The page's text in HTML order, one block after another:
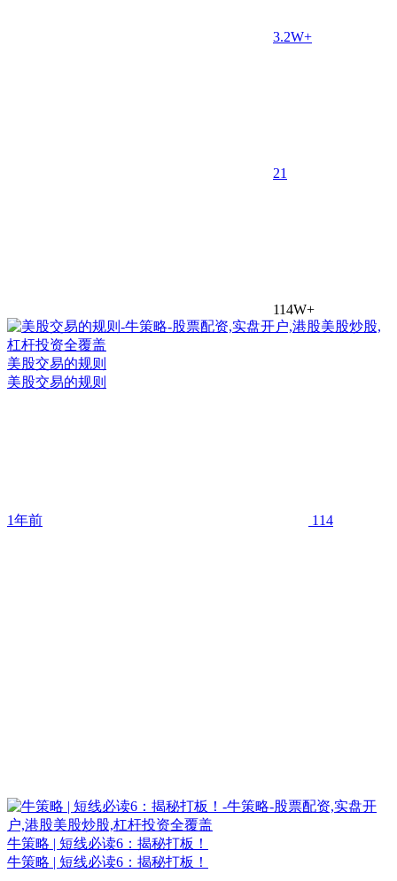
3.2W+
21
114W+
美股交易的规则
美股交易的规则
1年前 114
牛策略 | 短线必读6：揭秘打板！
牛策略 | 短线必读6：揭秘打板！